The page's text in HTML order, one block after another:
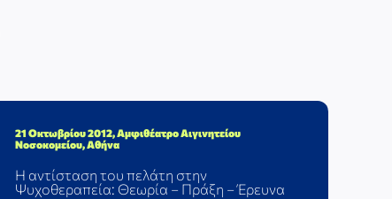
21 Οκτωβρίου 2012, Αμφιθέατρο Αιγινητείου
Νοσοκομείου, Αθήνα
Η αντίσταση του πελάτη στην
Ψυχοθεραπεία: Θεωρία – Πράξη – Έρευνα